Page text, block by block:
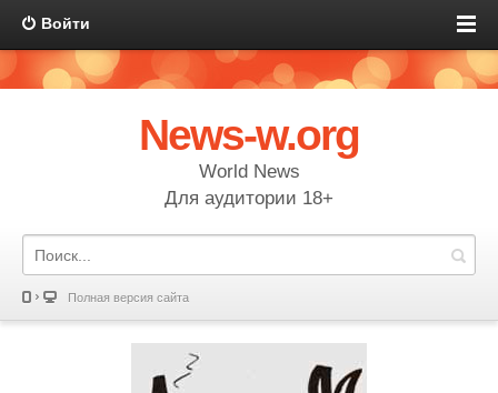
Войти
News-w.org
World News
Для аудитории 18+
Полная версия сайта